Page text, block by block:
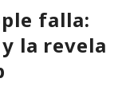
falla:
la revela